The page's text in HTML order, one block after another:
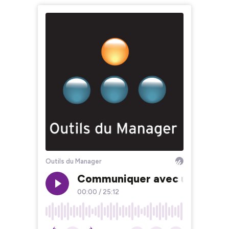
Outils du Manager
Communiquer avec un C
00:00 / 25:12